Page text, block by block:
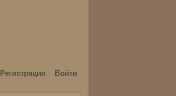
Регистрация Войти